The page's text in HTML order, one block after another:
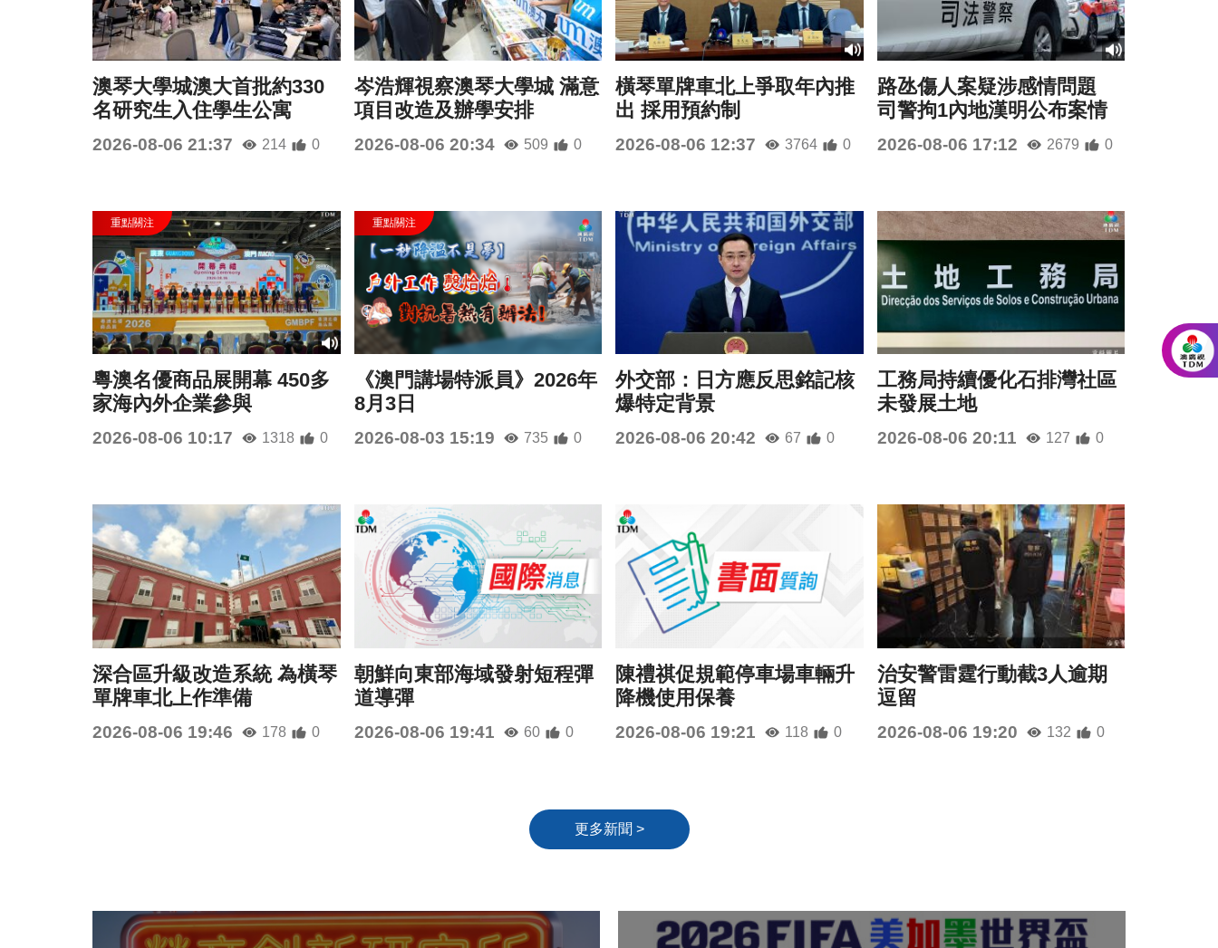
澳琴大學城澳大首批約330
名研究生入住學生公寓
2026-08-06 21:37 214 0
岑浩輝視察澳琴大學城 滿意
項目改造及辦學安排
2026-08-06 20:34 509 0
橫琴單牌車北上爭取年內推
出 採用預約制
2026-08-06 12:37 3764 0
路氹傷人案疑涉感情問題
司警拘1內地漢明公布案情
2026-08-06 17:12 2679 0
粵澳名優商品展開幕 450多
家海內外企業參與
2026-08-06 10:17 1318 0
《澳門講場特派員》2026年
8月3日
2026-08-03 15:19 735 0
外交部：日方應反思銘記核
爆特定背景
2026-08-06 20:42 67 0
工務局持續優化石排灣社區
未發展土地
2026-08-06 20:11 127 0
深合區升級改造系統 為橫琴
單牌車北上作準備
2026-08-06 19:46 178 0
朝鮮向東部海域發射短程彈
道導彈
2026-08-06 19:41 60 0
陳禮祺促規範停車場車輛升
降機使用保養
2026-08-06 19:21 118 0
治安警雷霆行動截3人逾期
逗留
2026-08-06 19:20 132 0
更多新聞 >